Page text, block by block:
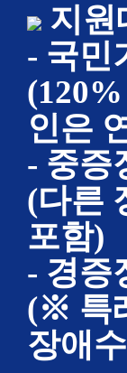
지원
- 국민
인은
- 중증
(다른
포함)
- 경증
(※ 특
장애